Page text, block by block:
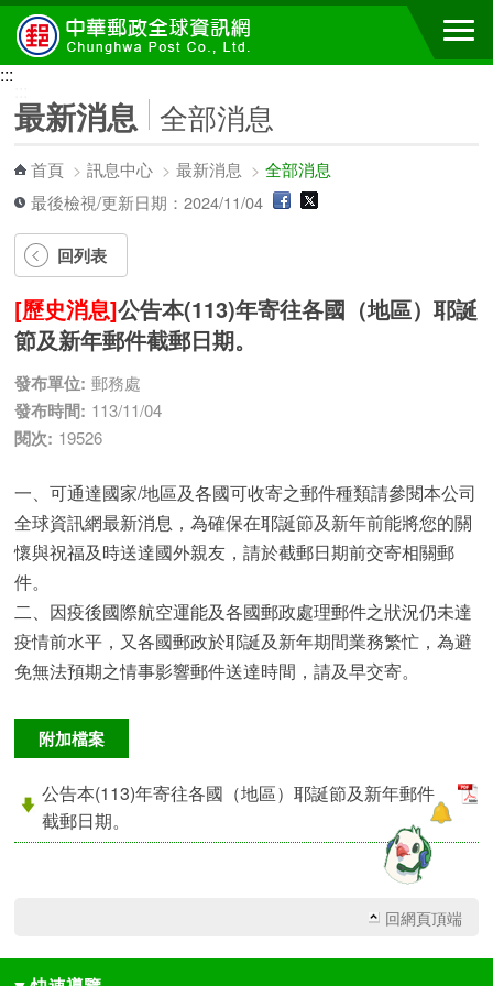
跳到主要內容區塊
:::
最新消息 全部消息
首頁 >訊息中心 >最新消息 >全部消息
最後檢視/更新日期：2024/11/04
回列表
[歷史消息]公告本(113)年寄往各國（地區）耶誕
節及新年郵件截郵日期。
發布單位: 郵務處
發布時間: 113/11/04
閱次: 19526
一、可通達國家/地區及各國可收寄之郵件種類請參閱本公司
全球資訊網最新消息，為確保在耶誕節及新年前能將您的關
懷與祝福及時送達國外親友，請於截郵日期前交寄相關郵
件。
二、因疫後國際航空運能及各國郵政處理郵件之狀況仍未達
疫情前水平，又各國郵政於耶誕及新年期間業務繁忙，為避
免無法預期之情事影響郵件送達時間，請及早交寄。
附加檔案
公告本(113)年寄往各國（地區）耶誕節及新年郵件
截郵日期。
回網頁頂端